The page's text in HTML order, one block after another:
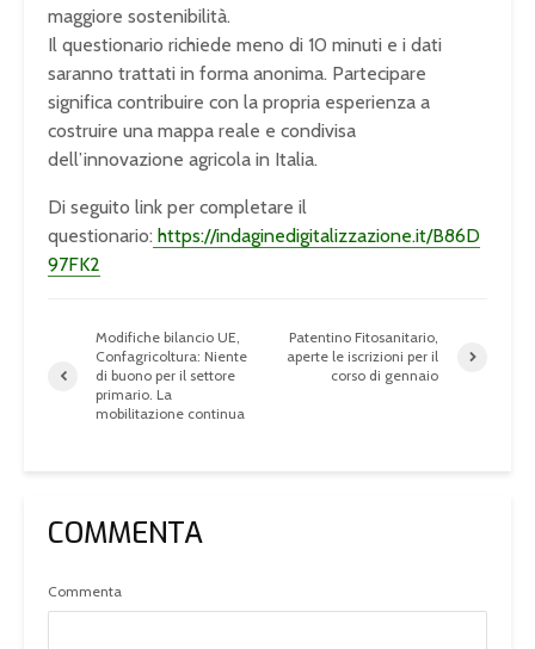
maggiore sostenibilità.
Il questionario richiede meno di 10 minuti e i dati
saranno trattati in forma anonima. Partecipare
significa contribuire con la propria esperienza a
costruire una mappa reale e condivisa
dell’innovazione agricola in Italia.
Di seguito link per completare il
questionario: https://indaginedigitalizzazione.it/B86D
97FK2
Modifiche bilancio UE,
Confagricoltura: Niente
di buono per il settore
primario. La
mobilitazione continua
Patentino Fitosanitario,
aperte le iscrizioni per il
corso di gennaio
COMMENTA
Commenta